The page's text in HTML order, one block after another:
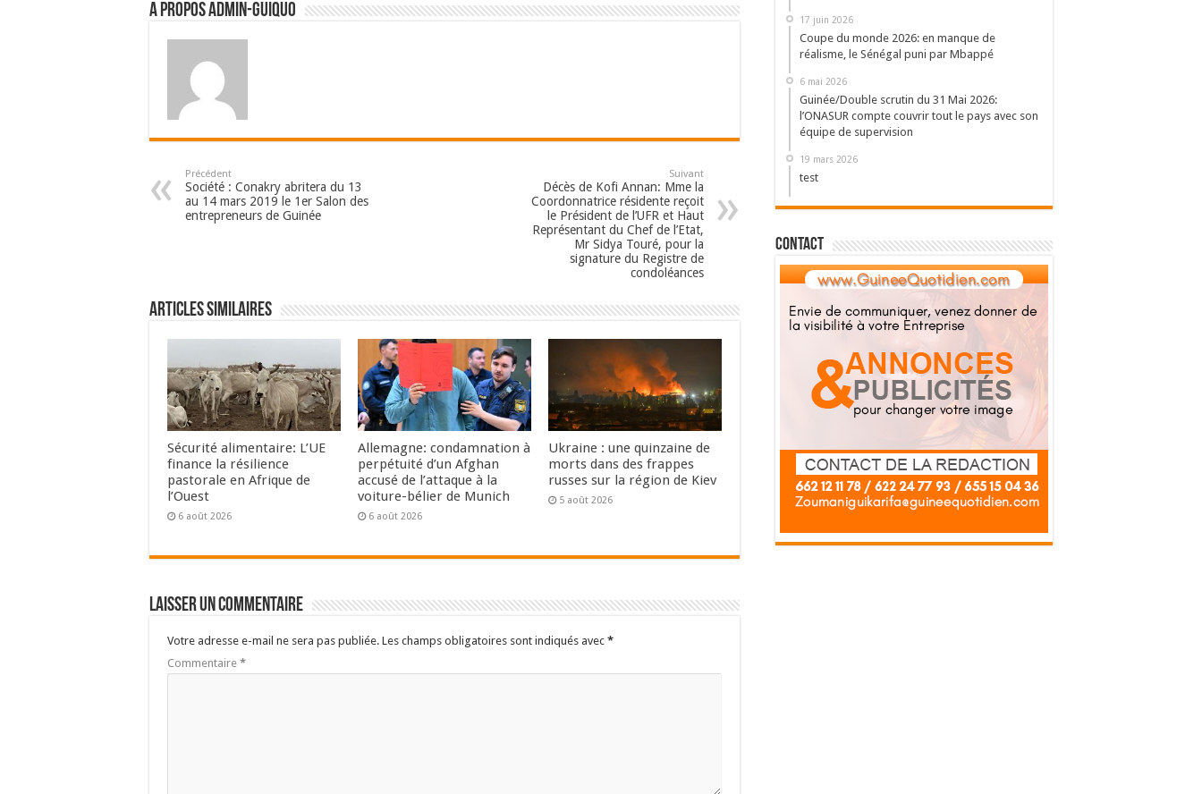
A propos admin-guiquo
Précédent
Société : Conakry abritera du 13
au 14 mars 2019 le 1er Salon des
entrepreneurs de Guinée
Suivant
Décès de Kofi Annan: Mme la
Coordonnatrice résidente reçoit
le Président de l’UFR et Haut
Représentant du Chef de l’Etat,
Mr Sidya Touré, pour la
signature du Registre de
condoléances
Articles Similaires
Sécurité alimentaire: L’UE
finance la résilience
pastorale en Afrique de
l’Ouest
6 août 2026
Allemagne: condamnation à
perpétuité d’un Afghan
accusé de l’attaque à la
voiture-bélier de Munich
6 août 2026
Ukraine : une quinzaine de
morts dans des frappes
russes sur la région de Kiev
5 août 2026
Laisser un commentaire
Votre adresse e-mail ne sera pas publiée. Les champs obligatoires sont indiqués avec *
Commentaire *
17 juin 2026
Coupe du monde 2026: en manque de
réalisme, le Sénégal puni par Mbappé
6 mai 2026
Guinée/Double scrutin du 31 Mai 2026:
l’ONASUR compte couvrir tout le pays avec son
équipe de supervision
19 mars 2026
test
Contact